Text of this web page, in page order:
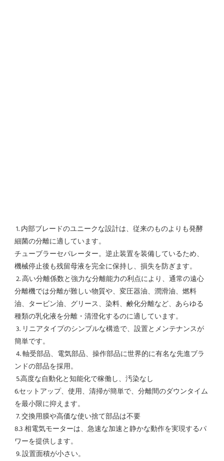
1. 内部ブレードのユニークな設計は、従来のものよりも発酵
細菌の分離に適しています。
チューブラーセパレーター。逆止装置を装備しているため、
機械停止後も残留母液を完全に保持し、損失を防ぎます。
分離機では分離が難しい物質や、変圧器油、潤滑油、燃料
油、タービン油、グリース、染料、鹸化分離など、あらゆる
種類の乳化液を分離・清澄化するのに適しています。
簡単です。
ンドの部品を採用。
5.高度な自動化と知能化で稼働し、汚染なし
6.セットアップ、使用、清掃が簡単で、分離間のダウンタイム
を最小限に抑えます。
7. 交換用膜や高価な使い捨て部品は不要
8.3 相電気モーターは、急速な加速と静かな動作を実現するパ
ワーを提供します。
9. 設置面積が小さい。